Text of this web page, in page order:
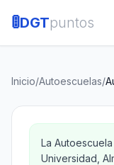
🚦DGTpuntos
Inicio/Autoescuelas/
La
Universidad,